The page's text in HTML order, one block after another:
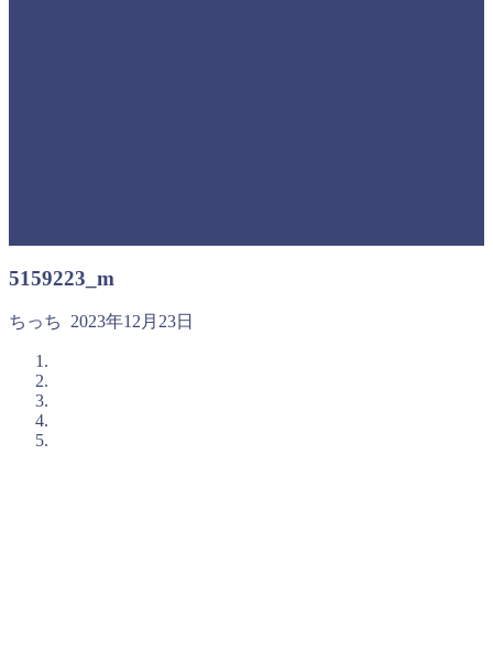
5159223_m
ちっち 2023年12月23日